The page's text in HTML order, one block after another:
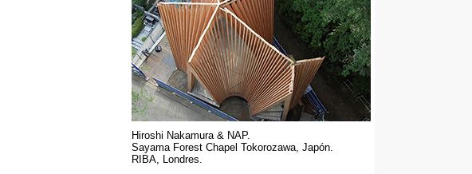
Hiroshi Nakamura & NAP.
Sayama Forest Chapel Tokorozawa, Japón.
RIBA, Londres.